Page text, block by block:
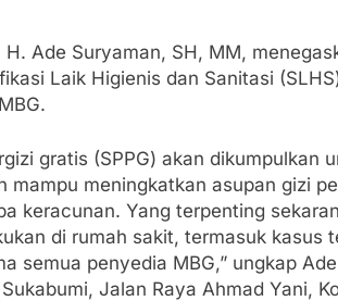
Perkembangan Terbaru Kasus
Kab Sukabumi didesak usut Tuntas
Kab, Sukabumi menyalahgunakan
Baru, Satgas Yonif 310/KK Ajak
2023 Kab.Sukabumi Sebesar Rp 31
Ade Suryaman, SH, MM,
Laik Higienis dan Sanitasi
gratis (SPPG) akan dikumpulkan
mampu meningkatkan asupan gizi
keracunan. Yang terpenting
di rumah sakit, termasuk kasus
semua penyedia MBG,” ungkap
Jalan Raya Ahmad Yani,